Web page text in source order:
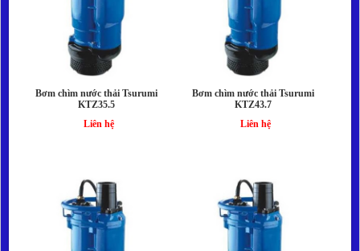
Bơm chìm nước thải Tsurumi
KTZ35.5
Liên hệ
Bơm chìm nước thải Tsurumi
KTZ43.7
Liên hệ